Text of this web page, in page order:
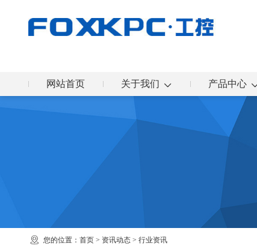
网站首页 关于我们 产品中心
您的位置： 首页 > 资讯动态 > 行业资讯